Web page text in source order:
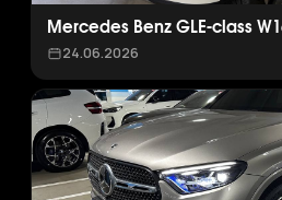
Mercedes Benz GLE-class
24.06.2026